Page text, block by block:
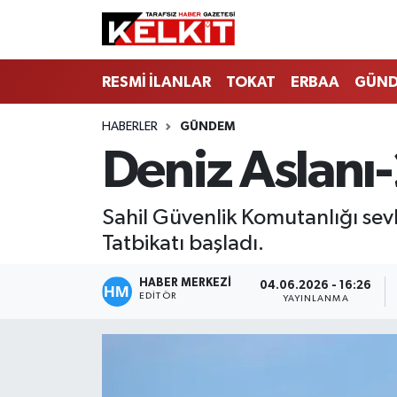
RESMİ İLANLAR TOKAT ERBAA
HABERLER GÜNDEM
Deniz
Sahil Güvenlik Komutanlığı
Tatbikatı başladı.
HABER MERKEZİ
EDITÖR
04.06.2026 - 16:26
YAYINLANMA